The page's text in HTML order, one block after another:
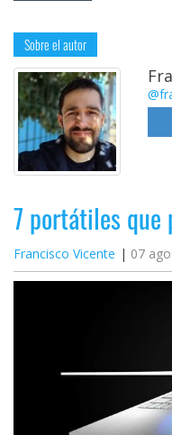
Sobre el autor
7 portátiles que
Francisco Vicente 07